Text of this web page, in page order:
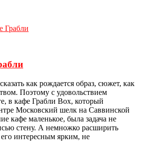
как рождается образ, сюжет, как
Поэтому с удовольствием
в кафе Грабли Box, который
Московский шелк на Саввинской
кафе маленькое, была задача не
стену. А немножко расширить
его интересным ярким, не